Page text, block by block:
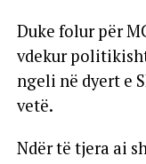
Duke folur për
vdekur
ngeli në dyert e
vetë.
Ndër të tjera ai